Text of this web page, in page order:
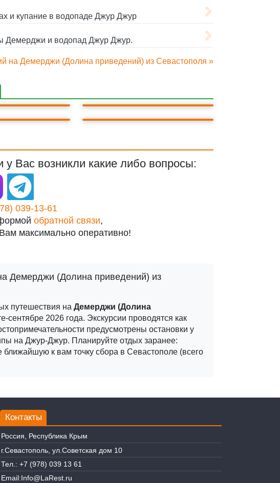
и купание в водопаде Джур Джур
Демерджи и водопад Джур Джур.
на Демерджи (Долина приведений) из Севастополя »
ДЖУР
ПЕТРИ ЛАСТОЧКИНО ГНЕЗДО
Вас возникли какие либо вопросы:
039-13-61
обратной связи,
максимально оперативно!
Демерджи (Долина приведений) из
путешествия на Демерджи (Долина
сентябре 2026 года. Экскурсии проводятся как
предусмотрены остановки у
на Джур-Джур. Планируйте отдых заранее:
ближайшую к вам точку сбора в Севастополе (всего
Контакты
Россия, Республика Крым
г.Севастополь, ул.Советская дом 10
Тел.: +7 (978) 039 13 61
Email:Info@LaRest.ru